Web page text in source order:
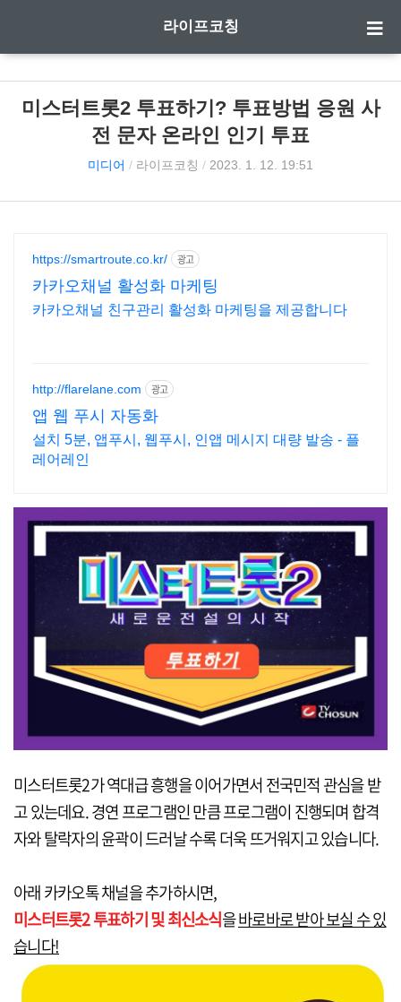
라이프코칭
미스터트롯2 투표하기? 투표방법 응원 사
전 문자 온라인 인기 투표
미디어 / 라이프코칭 / 2023. 1. 12. 19:51
https://smartroute.co.kr/ 광고
카카오채널 활성화 마케팅
카카오채널 친구관리 활성화 마케팅을 제공합니다
http://flarelane.com 광고
앱 웹 푸시 자동화
설치 5분, 앱푸시, 웹푸시, 인앱 메시지 대량 발송 - 플
레어레인
미스터트롯2가 역대급 흥행을 이어가면서 전국민적 관심을 받
고 있는데요. 경연 프로그램인 만큼 프로그램이 진행되며 합격
자와 탈락자의 윤곽이 드러날 수록 더욱 뜨거워지고 있습니다.
아래 카카오톡 채널을 추가하시면,
미스터트롯2 투표하기 및 최신소식을바로바로 받아 보실 수 있
습니다!